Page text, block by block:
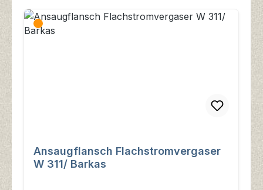
Ansaugflansch Flachstromvergaser
W 311/ Barkas